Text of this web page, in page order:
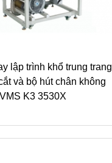
lập trình khổ trung trang
và bộ hút chân không
K3 3530X